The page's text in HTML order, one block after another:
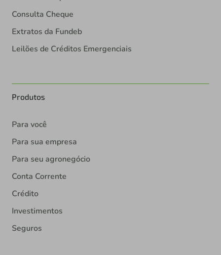
Consulta Cheque
Extratos da Fundeb
Leilões de Créditos Emergenciais
Produtos
Para você
Para sua empresa
Para seu agronegócio
Conta Corrente
Crédito
Investimentos
Seguros